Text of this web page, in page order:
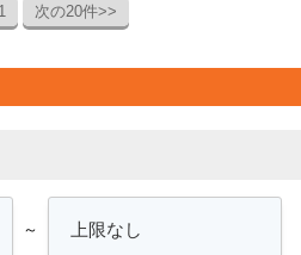
次の20件>>
～